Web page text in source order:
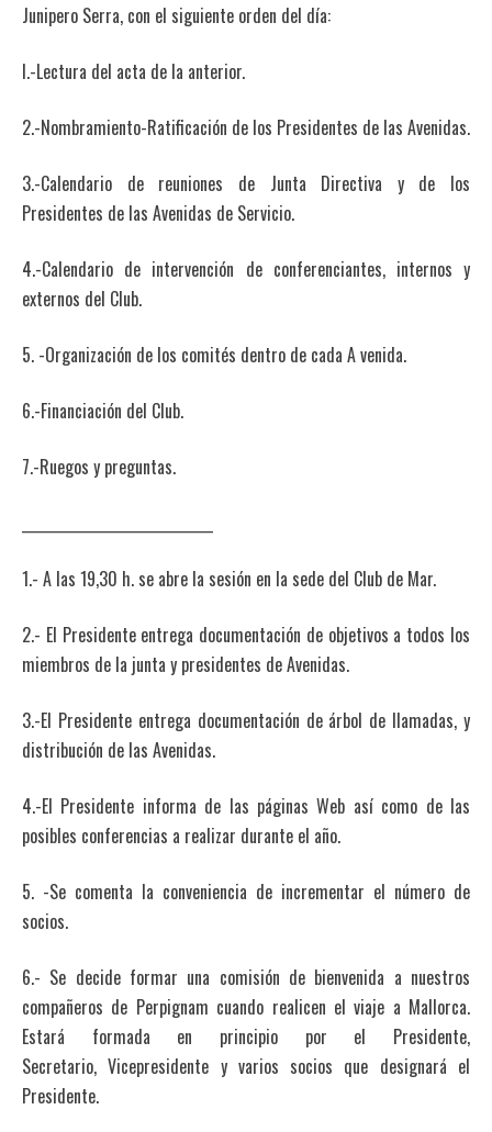
Junipero Serra, con el siguiente orden del día:
l.-Lectura del acta de la anterior.
2.-Nombramiento-Ratificación de los Presidentes de las Avenidas.
3.-Calendario de reuniones de Junta Directiva y de los
Presidentes de las Avenidas de Servicio.
4.-Calendario de intervención de conferenciantes, internos y
externos del Club.
5. -Organización de los comités dentro de cada A venida.
6.-Financiación del Club.
7.-Ruegos y preguntas.
1.- A las 19,30 h. se abre la sesión en la sede del Club de Mar.
2.- El Presidente entrega documentación de objetivos a todos los
miembros de la junta y presidentes de Avenidas.
3.-El Presidente entrega documentación de árbol de llamadas, y
distribución de las Avenidas.
4.-El Presidente informa de las páginas Web así como de las
posibles conferencias a realizar durante el año.
5. -Se comenta la conveniencia de incrementar el número de
socios.
6.- Se decide formar una comisión de bienvenida a nuestros
compañeros de Perpignam cuando realicen el viaje a Mallorca.
Estará formada en principio por el Presidente,
Secretario, Vicepresidente y varios socios que designará el
Presidente.